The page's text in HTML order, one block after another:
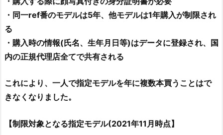
・同一ref番のモデルは5年、他モデルは1年購入が制限され
る
・購入時の情報(氏名、生年月日等)はデータに登録され、国
内の正規代理店全てで共有される
これにより、一人で指定モデルを年に複数本買うことはで
きなくなりました。
【制限対象となる指定モデル(2021年11月時点】